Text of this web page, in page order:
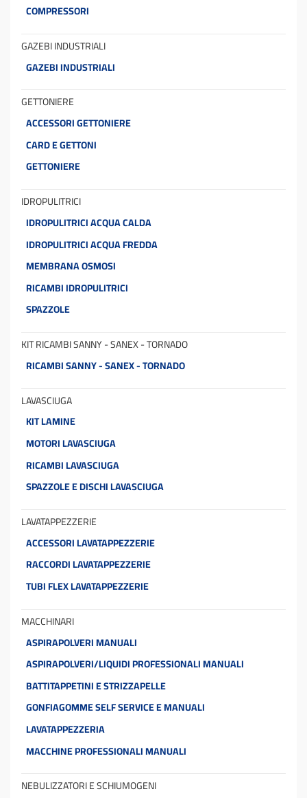
COMPRESSORI
GAZEBI INDUSTRIALI
GAZEBI INDUSTRIALI
GETTONIERE
ACCESSORI GETTONIERE
CARD E GETTONI
GETTONIERE
IDROPULITRICI
IDROPULITRICI ACQUA CALDA
IDROPULITRICI ACQUA FREDDA
MEMBRANA OSMOSI
RICAMBI IDROPULITRICI
SPAZZOLE
KIT RICAMBI SANNY - SANEX - TORNADO
RICAMBI SANNY - SANEX - TORNADO
LAVASCIUGA
KIT LAMINE
MOTORI LAVASCIUGA
RICAMBI LAVASCIUGA
SPAZZOLE E DISCHI LAVASCIUGA
LAVATAPPEZZERIE
ACCESSORI LAVATAPPEZZERIE
RACCORDI LAVATAPPEZZERIE
TUBI FLEX LAVATAPPEZZERIE
MACCHINARI
ASPIRAPOLVERI MANUALI
ASPIRAPOLVERI/LIQUIDI PROFESSIONALI MANUALI
BATTITAPPETINI E STRIZZAPELLE
GONFIAGOMME SELF SERVICE E MANUALI
LAVATAPPEZZERIA
MACCHINE PROFESSIONALI MANUALI
NEBULIZZATORI E SCHIUMOGENI